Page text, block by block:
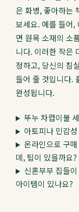
은 화병, 좋아하는
보세요. 예를 들어,
면 원목 소재의 소
니다. 이러한 작은
정하고, 당신의 침
들어 줄 것입니다.
완성됩니다.
뚜누 차렵이불
아토피나 민감
온라인으로 구
데, 팁이 있을까요?
신혼부부 집들
아이템이 있나요?